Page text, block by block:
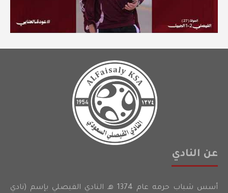
عن النادي
أسس شباب حرمه عام 1374 هـ النادي الفيصلي بإسم (نادي